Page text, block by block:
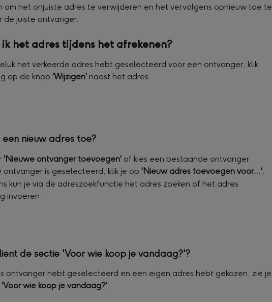
om het onjuiste adres te verwijderen en het vervolgens opnieuw toe te
de juiste ontvanger.
ik het adres tijdens het afrekenen?
het verkeerde adres hebt geselecteerd voor een ontvanger, klik
op de knop 'Wijzigen' naast het adres.
een nieuw adres toe?
'Nieuwe ontvanger toevoegen' of kies een bestaande ontvanger.
ontvanger is geselecteerd, klik je op 'Nieuw adres toevoegen voor...'.
kun je via de adreszoekfunctie het adres zoeken of het adres
invoeren.
de sectie 'Voor wie koop je vandaag?'?
ontvanger hebt geselecteerd en een eigen adres hebt gekozen, zie je
'Voor wie koop je vandaag?'